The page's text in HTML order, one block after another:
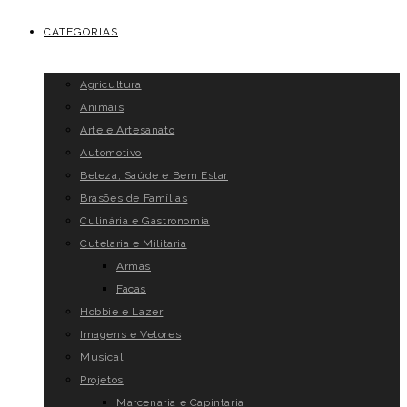
CATEGORIAS
Agricultura
Animais
Arte e Artesanato
Automotivo
Beleza, Saúde e Bem Estar
Brasões de Famílias
Culinária e Gastronomia
Cutelaria e Militaria
Armas
Facas
Hobbie e Lazer
Imagens e Vetores
Musical
Projetos
Marcenaria e Capintaria